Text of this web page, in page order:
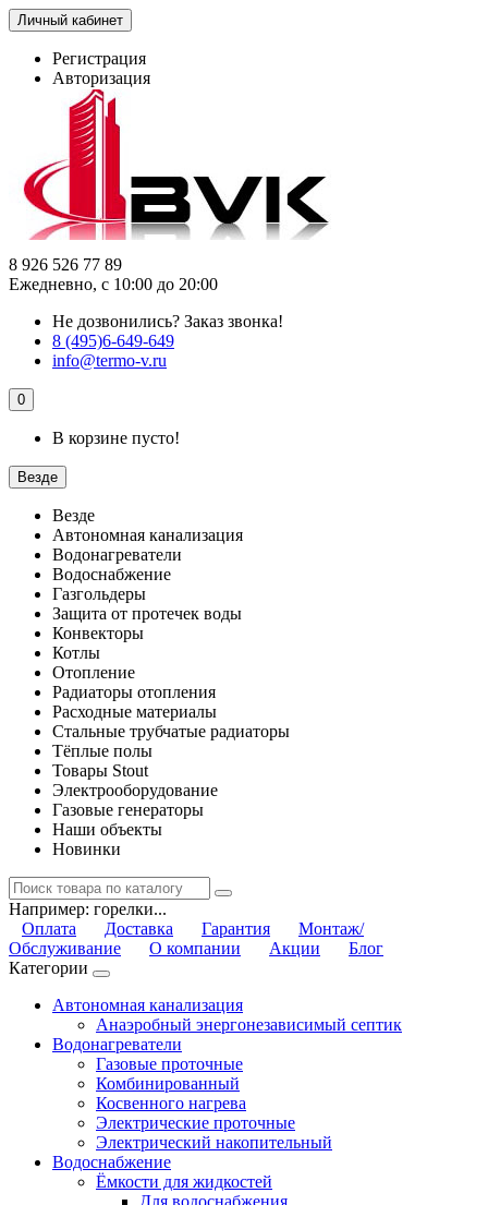
Личный кабинет
Регистрация
Авторизация
8 926 526 77 89
Ежедневно, с 10:00 до 20:00
Не дозвонились? Заказ звонка!
8 (495)6-649-649
info@termo-v.ru
0
В корзине пусто!
Везде
Везде
Автономная канализация
Водонагреватели
Водоснабжение
Газгольдеры
Защита от протечек воды
Конвекторы
Котлы
Отопление
Радиаторы отопления
Расходные материалы
Стальные трубчатые радиаторы
Тёплые полы
Товары Stout
Электрооборудование
Газовые генераторы
Наши объекты
Новинки
Например: горелки...
Оплата
Доставка Гарантия
Монтаж/
Обслуживание
О компании Акции
Блог
Категории
Автономная канализация
Анаэробный энергонезависимый септик
Водонагреватели
Газовые проточные
Комбинированный
Косвенного нагрева
Электрические проточные
Электрический накопительный
Водоснабжение
Ёмкости для жидкостей
Для водоснабжения